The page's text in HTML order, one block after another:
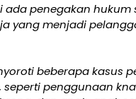
ada penegakan
yang menjadi
beberapa kasus
penggunaan